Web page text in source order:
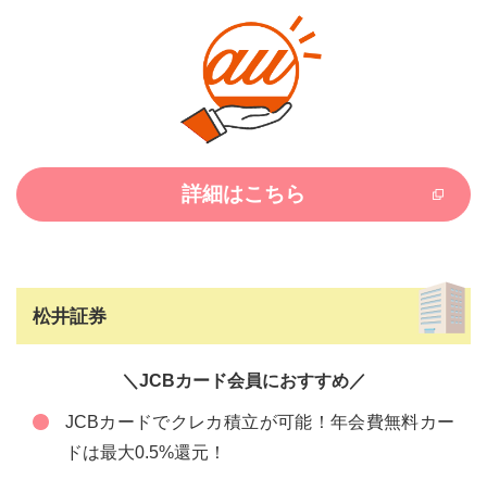
詳細はこちら
松井証券
＼JCBカード会員におすすめ／
JCBカードでクレカ積立が可能！年会費無料カー
ドは最大0.5%還元！